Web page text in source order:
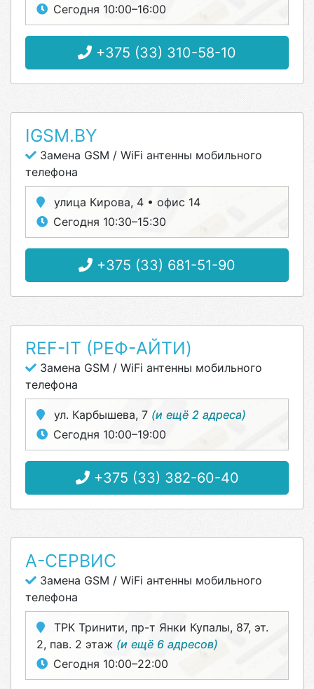
Сегодня 10:00–16:00
+375 (33) 310-58-10
IGSM.BY
Замена GSM / WiFi антенны мобильного
телефона
улица Кирова, 4 • офис 14
Сегодня 10:30–15:30
+375 (33) 681-51-90
REF-IT (РЕФ-АЙТИ)
Замена GSM / WiFi антенны мобильного
телефона
ул. Карбышева, 7 (и ещё 2 адреса)
Сегодня 10:00–19:00
+375 (33) 382-60-40
А-СЕРВИС
Замена GSM / WiFi антенны мобильного
телефона
ТРК Тринити, пр-т Янки Купалы, 87, эт.
2, пав. 2 этаж (и ещё 6 адресов)
Сегодня 10:00–22:00